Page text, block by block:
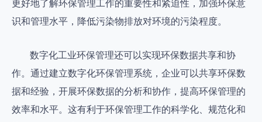
更好地了解环保管理工作的重要性和紧迫性，加强环保意
识和管理水平，降低污染物排放对环境的污染程度。
数字化工业环保管理还可以实现环保数据共享和协
作。通过建立数字化环保管理系统，企业可以共享环保数
据和经验，开展环保数据的分析和协作，提高环保管理的
效率和水平。这有利于环保管理工作的科学化、规范化和